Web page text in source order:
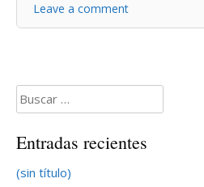
Leave a comment
Buscar:
Entradas recientes
(sin título)